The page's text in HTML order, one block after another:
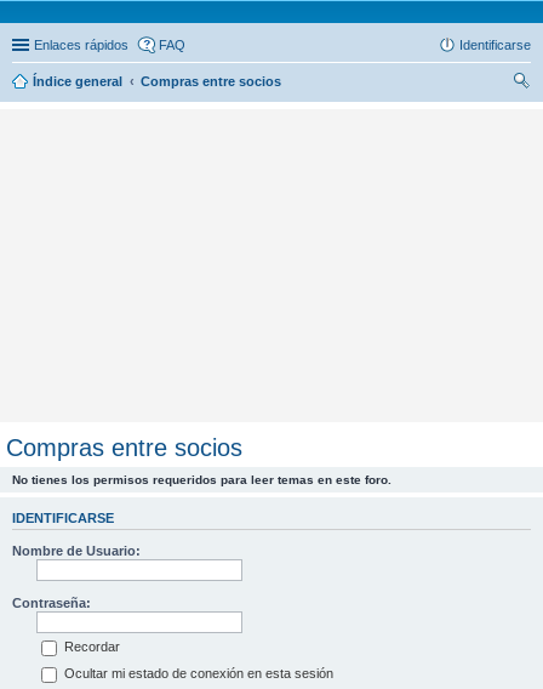
Enlaces rápidos FAQ Identificarse
Índice general
Compras entre socios
Compras entre socios
No tienes los permisos requeridos para leer temas en este foro.
IDENTIFICARSE
Nombre de Usuario:
Contraseña:
Recordar
Ocultar mi estado de conexión en esta sesión